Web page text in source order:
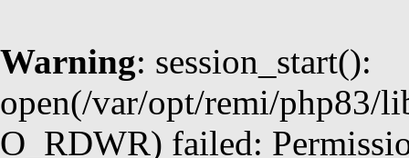
Warning: session_start():
open(/var/opt/remi/php83/
O_RDWR) failed: